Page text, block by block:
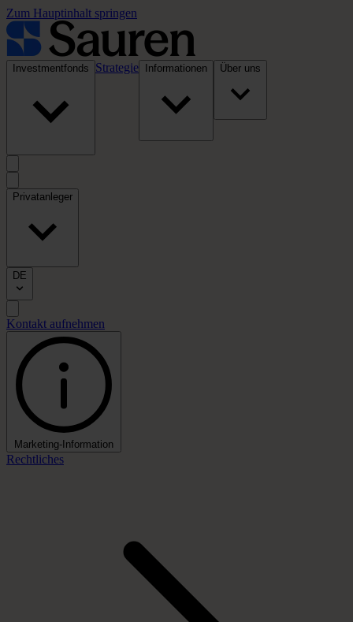
Zum Hauptinhalt springen
Investmentfonds Strategie Informationen Über uns
Privatanleger
DE
Kontakt aufnehmen
Marketing-Information
Rechtliches